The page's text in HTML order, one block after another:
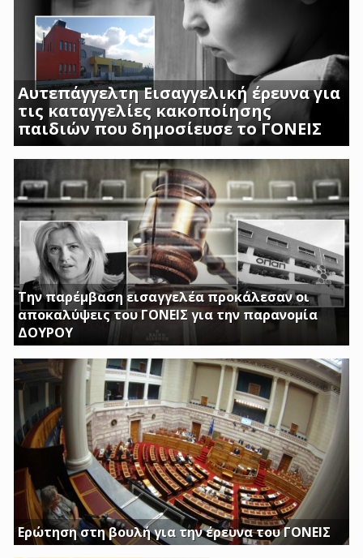
Αυτεπάγγελτη Εισαγγελική έρευνα για
τις καταγγελίες κακοποίησης
παιδιών που δημοσίευσε το ΓΟΝΕΙΣ
ΣΟΚΑΡΟΥΝ ΟΙ ΜΑΡΤΥΡΙΕΣ ΓΟΝΕΩΝ ΚΑΙ
ΠΡΟΣΩΠΙΚΟΥ ΤΟΥ Β ΒΡΕΦΙΚΟΥ ΣΤΑΘΜΟΥ
ΑΣΠΡΟΠΥΡΓΟΥ
Την παρέμβαση εισαγγελέα προκάλεσαν οι
αποκαλύψεις του ΓΟΝΕΙΣ για την παρανομία
ΔΟΥΡΟΥ
ΤΗΝ ΩΡΑ ΠΟΥ ΚΤΙΡΙΑ ΤΟΥ ΔΗΜΟΣΙΟΥ ΠΑΡΑΜΕΝΟΥΝ ΚΛΕΙΣΤΑ
Η ΔΟΥΡΟΥ ΔΙΝΕΙ 20 ΕΚΚΑΤΟΜΥΡΙΑ ΓΙΑ ΑΓΟΡΑ
Ερώτηση στη βουλή για την έρευνα του ΓΟΝΕΙΣ
Διασφαλίστε το δημόσιο συμφέρον με πλήρη διαφάνεια